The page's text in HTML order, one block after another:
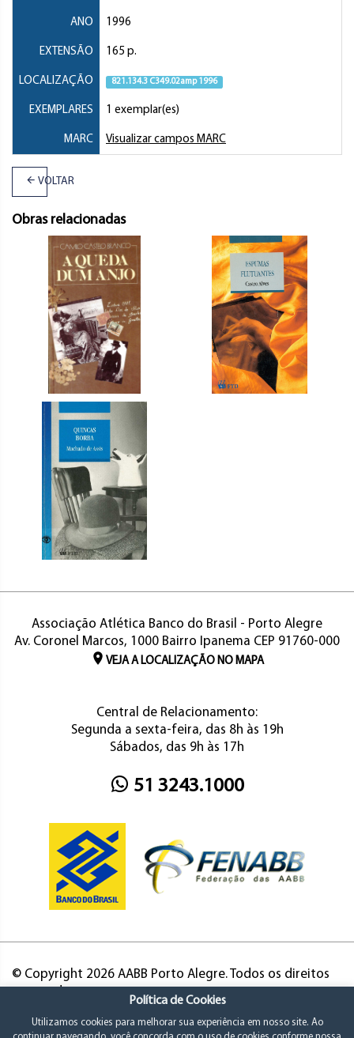
ANO 1996
EXTENSÃO 165 p.
LOCALIZAÇÃO 821.134.3 C349.02amp 1996
EXEMPLARES 1 exemplar(es)
MARC Visualizar campos MARC
VOLTAR
Obras relacionadas
Associação Atlética Banco do Brasil - Porto Alegre
Av. Coronel Marcos, 1000 Bairro Ipanema CEP 91760-000
VEJA A LOCALIZAÇÃO NO MAPA
Central de Relacionamento:
Segunda a sexta-feira, das 8h às 19h
Sábados, das 9h às 17h
51 3243.1000
© Copyright 2026 AABB Porto Alegre. Todos os direitos
Política de Cookies
Utilizamos cookies para melhorar sua experiência em nosso site. Ao